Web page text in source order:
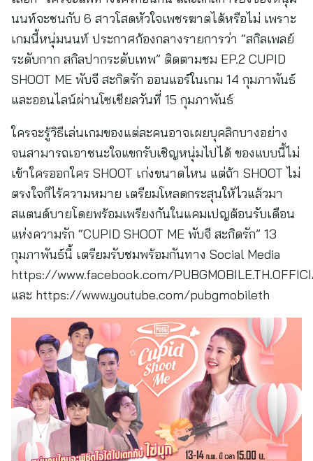
นนท์จะชนกับ 6 สาวโสดหัวใจเพชรฆาตได้หรือไม่ เพราะ
เกมนี้หนุ่มนนท์ ประกาศก้องกลางรายการว่า “สกิลเพลย์
ระดับกาก สกิลปากระดับเทพ” ติดตามชม EP.2 CUPID
SHOOT ME พับจี สะกิดรัก ออนแอร์ในเกม 14 กุมภาพันธ์
และออนไลน์ผ่านโซเชียลวันที่ 15 กุมภาพันธ์
ใครจะรู้วิธีเล่นเกมของแต่ละคนอาจเผยบุคลิกบางอย่าง
จนสามารถเอาชนะใจแขกรับเชิญหนุ่มไปได้ ของแบบนี้ไม่
เข้าใครออกใคร SHOOT เก่งขนาดไหน แต่ถ้า SHOOT ไม่
ตรงใจก็ไร้ความหมาย เตรียมโหลดกระสุนให้ไวแล้วมา
สแตนด์บายโดยพร้อมเพรียงกันในแคมเปญต้อนรับเดือน
แห่งความรัก “CUPID SHOOT ME พับจี สะกิดรัก” 13
กุมภาพันธ์นี้ เตรียมรับชมพร้อมกันทาง Social Media
https://www.facebook.com/
และ https://www.youtube.com/pubgmobileth